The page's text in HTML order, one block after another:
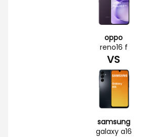
oppo
reno16 f
VS
samsung
galaxy a16